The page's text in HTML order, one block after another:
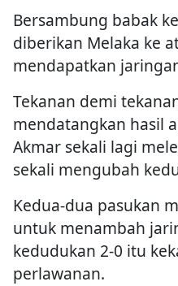
Bersambung babak
diberikan Melaka ke
mendapatkan
Tekanan demi
mendatangkan hasil
Akmar sekali lagi
sekali mengubah
Kedua-dua pasukan
untuk menambah
kedudukan 2-0 itu
perlawanan.